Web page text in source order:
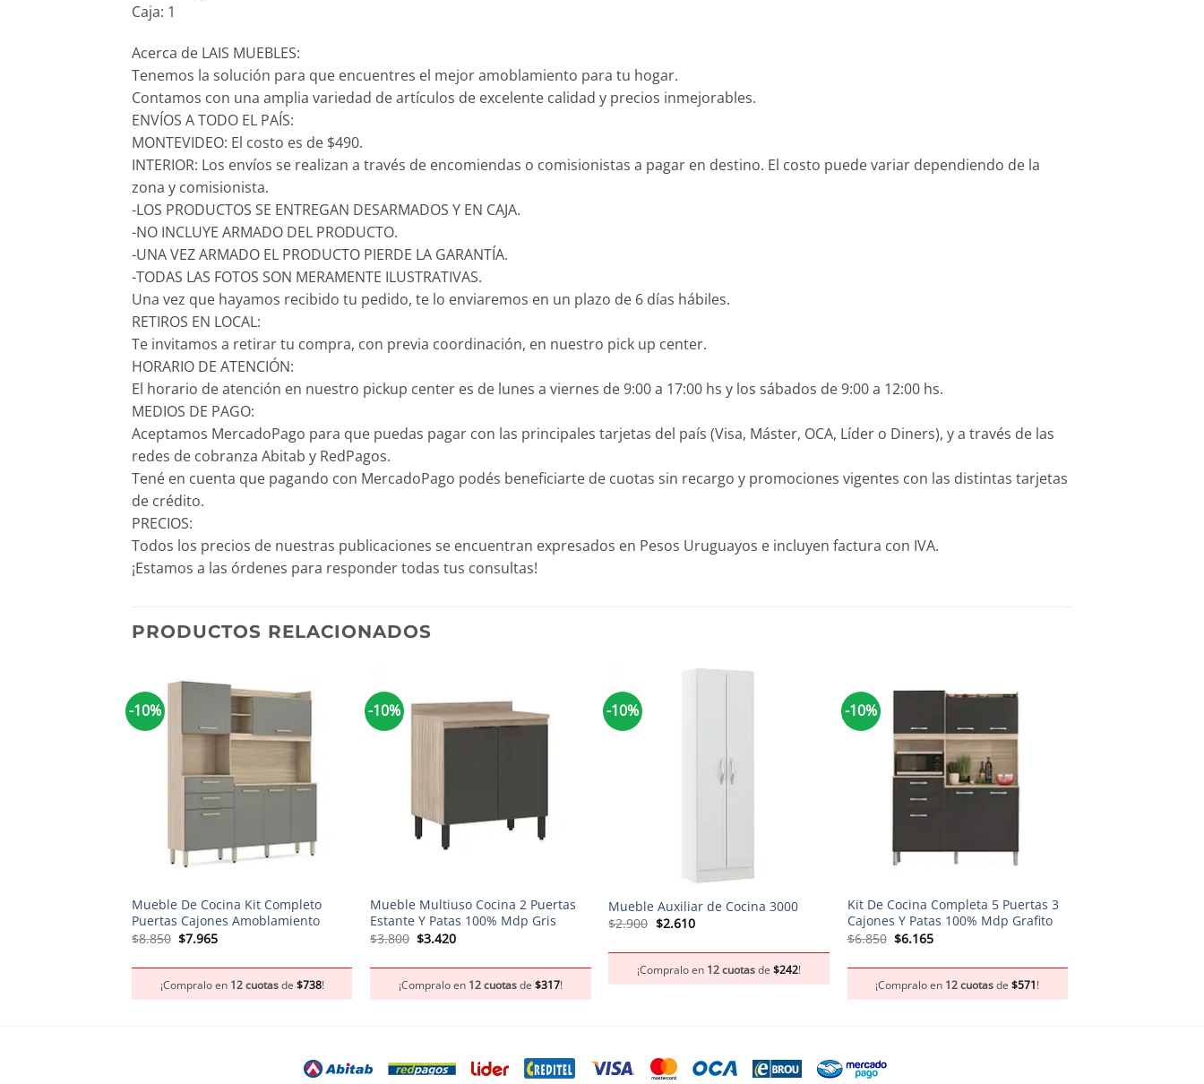
Caja: 1
Acerca de LAIS MUEBLES:
Tenemos la solución para que encuentres el mejor amoblamiento para tu hogar.
Contamos con una amplia variedad de artículos de excelente calidad y precios inmejorables.
ENVÍOS A TODO EL PAÍS:
MONTEVIDEO: El costo es de $490.
INTERIOR: Los envíos se realizan a través de encomiendas o comisionistas a pagar en destino. El costo puede variar dependiendo de la
zona y comisionista.
-LOS PRODUCTOS SE ENTREGAN DESARMADOS Y EN CAJA.
-NO INCLUYE ARMADO DEL PRODUCTO.
-UNA VEZ ARMADO EL PRODUCTO PIERDE LA GARANTÍA.
-TODAS LAS FOTOS SON MERAMENTE ILUSTRATIVAS.
Una vez que hayamos recibido tu pedido, te lo enviaremos en un plazo de 6 días hábiles.
RETIROS EN LOCAL:
Te invitamos a retirar tu compra, con previa coordinación, en nuestro pick up center.
HORARIO DE ATENCIÓN:
El horario de atención en nuestro pickup center es de lunes a viernes de 9:00 a 17:00 hs y los sábados de 9:00 a 12:00 hs.
MEDIOS DE PAGO:
Aceptamos MercadoPago para que puedas pagar con las principales tarjetas del país (Visa, Máster, OCA, Líder o Diners), y a través de las
redes de cobranza Abitab y RedPagos.
Tené en cuenta que pagando con MercadoPago podés beneficiarte de cuotas sin recargo y promociones vigentes con las distintas tarjetas
de crédito.
PRECIOS:
Todos los precios de nuestras publicaciones se encuentran expresados en Pesos Uruguayos e incluyen factura con IVA.
¡Estamos a las órdenes para responder todas tus consultas!
PRODUCTOS RELACIONADOS
-10%
Mueble De Cocina Kit Completo
Puertas Cajones Amoblamiento
$8.850 El
$8.850.
$7.965El
$7.965.
¡Compralo en 12 cuotasde $738!
-10%
Mueble Multiuso Cocina 2 Puertas
Estante Y Patas 100% Mdp Gris
$3.800 El
$3.800.
$3.420El
$3.420.
¡Compralo en 12 cuotasde $317!
-10%
Mueble Auxiliar de Cocina 3000
$2.900 El
$2.900.
$2.610El
$2.610.
¡Compralo en 12 cuotasde$242!
-10%
Kit De Cocina Completa 5 Puertas 3
Cajones Y Patas 100% Mdp Grafito
$6.850 El
$6.850.
$6.165El
$6.165.
¡Compralo en 12 cuotasde$571!